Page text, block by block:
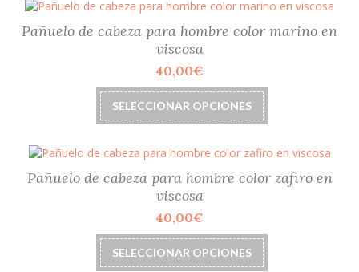
de
producto
variantes.
Las
elegir
en
la
de
producto
Pañuelo de cabeza para hombre color marino en
viscosa
40,00€
SELECCIONAR OPCIONES
Este
producto
tiene
variantes.
Las
opciones
elegir
en
Pañuelo de cabeza para hombre color zafiro en
viscosa
40,00€
SELECCIONAR OPCIONES
Este
producto